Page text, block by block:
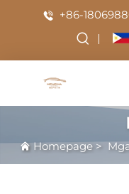
+86-
Homepage >